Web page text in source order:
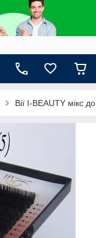
Вії I-BEAUTY мікс